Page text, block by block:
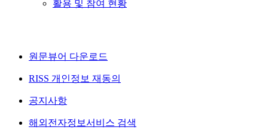
활용 및 참여 현황
원문뷰어 다운로드
RISS 개인정보 재동의
공지사항
해외전자정보서비스 검색